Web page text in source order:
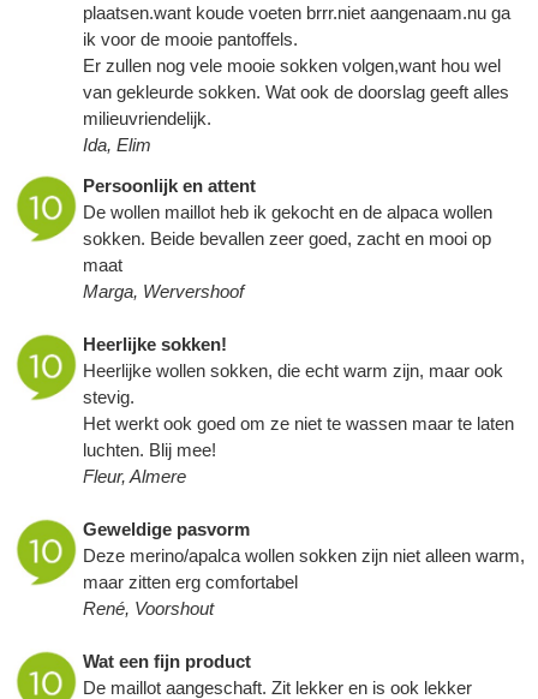
plaatsen.want koude voeten brrr.niet aangenaam.nu ga
ik voor de mooie pantoffels.
Er zullen nog vele mooie sokken volgen,want hou wel
van gekleurde sokken. Wat ook de doorslag geeft alles
milieuvriendelijk.
Ida, Elim
Persoonlijk en attent
De wollen maillot heb ik gekocht en de alpaca wollen
sokken. Beide bevallen zeer goed, zacht en mooi op
maat
Marga, Wervershoof
Heerlijke sokken!
Heerlijke wollen sokken, die echt warm zijn, maar ook
stevig.
Het werkt ook goed om ze niet te wassen maar te laten
luchten. Blij mee!
Fleur, Almere
Geweldige pasvorm
Deze merino/apalca wollen sokken zijn niet alleen warm,
maar zitten erg comfortabel
René, Voorshout
Wat een fijn product
De maillot aangeschaft. Zit lekker en is ook lekker